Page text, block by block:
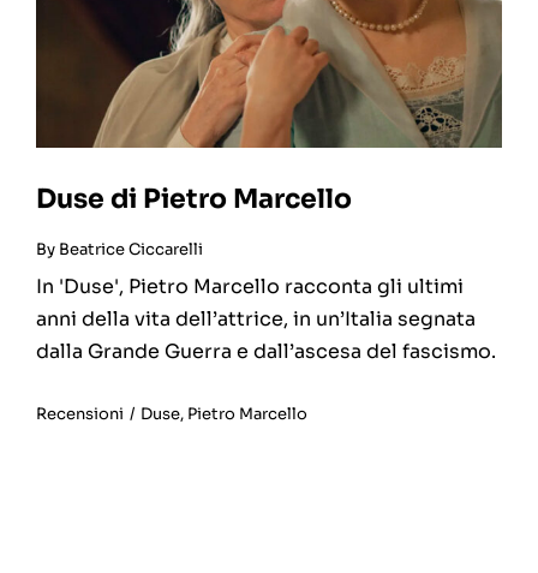
Duse di Pietro Marcello
By Beatrice Ciccarelli
In 'Duse', Pietro Marcello racconta gli ultimi
anni della vita dell’attrice, in un’Italia segnata
dalla Grande Guerra e dall’ascesa del fascismo.
Recensioni / Duse, Pietro Marcello